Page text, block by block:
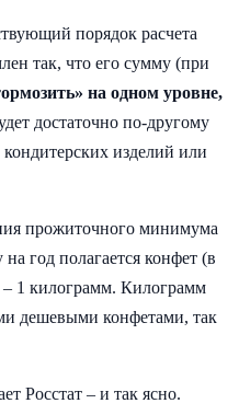
порядок расчета
так, что его сумму (при
на одном уровне,
достаточно по-другому
изделий или
прожиточного минимума
год полагается конфет (в
– 1 килограмм. Килограмм
дешевыми конфетами, так
Росстат – и так ясно.